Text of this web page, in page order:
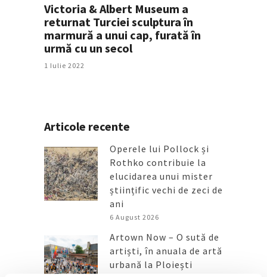
Victoria & Albert Museum a
returnat Turciei sculptura în
marmură a unui cap, furată în
urmă cu un secol
1 Iulie 2022
Articole recente
Operele lui Pollock și
Rothko contribuie la
elucidarea unui mister
științific vechi de zeci de
ani
6 August 2026
Artown Now – O sută de
artiști, în anuala de artă
urbană la Ploiești